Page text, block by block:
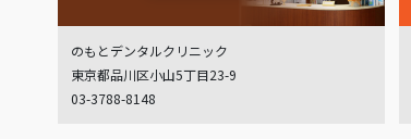
のもとデンタルクリニック
東京都品川区小山5丁目23-9
03-3788-8148